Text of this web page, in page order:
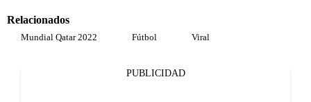
Relacionados
Mundial Qatar 2022 Fútbol Viral
PUBLICIDAD